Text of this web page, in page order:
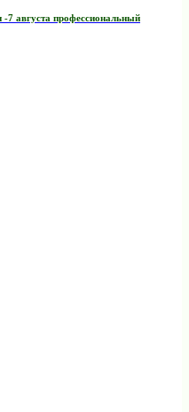
-7 августа профессиональный